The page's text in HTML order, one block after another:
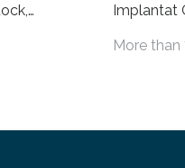
Louis hat
28. März
Implantat
More than